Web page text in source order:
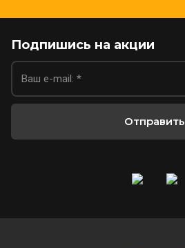
Подпишись на акции
Отправить